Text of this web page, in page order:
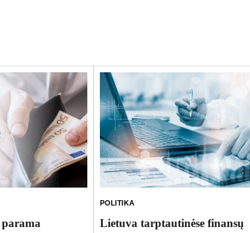
POLITIKA
Lietuva tarptautinėse finansų